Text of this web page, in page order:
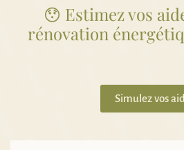
😯 Estimez vos
rénovation
Simulez vos